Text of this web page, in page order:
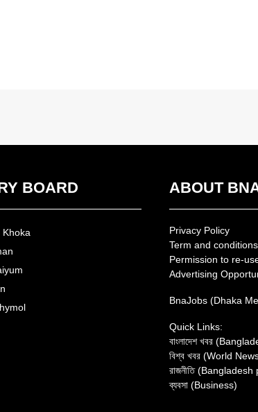
BOARD
Khoka
ABOUT
Privacy Policy
Term and conditions
Permission to re-
Advertising
BnaJobs (Dhaka
Quick Links:
বাংলাদেশ খবর
বিশ্ব খবর (World
রাজনীতি
ব্যবসা (Business)